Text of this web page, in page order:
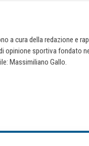
a cura della redazione e
opinione sportiva fondato
Massimiliano Gallo.